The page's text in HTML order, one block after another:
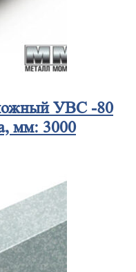
УВС -80
мм: 3000